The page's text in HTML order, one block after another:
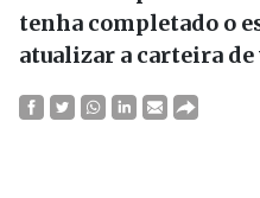
tenha completado o
atualizar a carteira de